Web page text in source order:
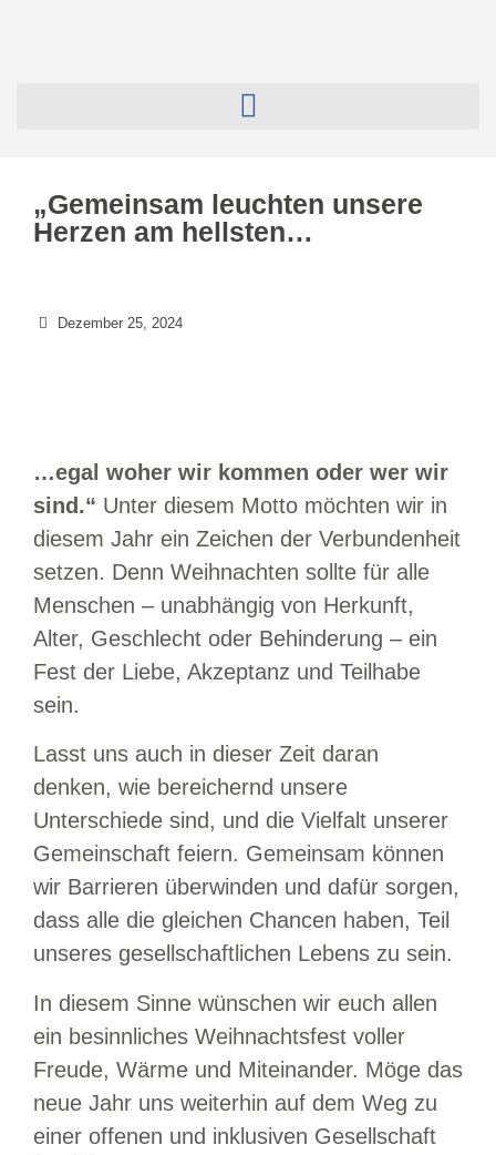
„Gemeinsam leuchten unsere
Herzen am hellsten…
Dezember 25, 2024
…egal woher wir kommen oder wer wir
sind.“ Unter diesem Motto möchten wir in
diesem Jahr ein Zeichen der Verbundenheit
setzen. Denn Weihnachten sollte für alle
Menschen – unabhängig von Herkunft,
Alter, Geschlecht oder Behinderung – ein
Fest der Liebe, Akzeptanz und Teilhabe
sein.
Lasst uns auch in dieser Zeit daran
denken, wie bereichernd unsere
Unterschiede sind, und die Vielfalt unserer
Gemeinschaft feiern. Gemeinsam können
wir Barrieren überwinden und dafür sorgen,
dass alle die gleichen Chancen haben, Teil
unseres gesellschaftlichen Lebens zu sein.
In diesem Sinne wünschen wir euch allen
ein besinnliches Weihnachtsfest voller
Freude, Wärme und Miteinander. Möge das
neue Jahr uns weiterhin auf dem Weg zu
einer offenen und inklusiven Gesellschaft